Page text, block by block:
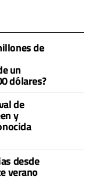
de
un
dólares?
de
y
desde
verano